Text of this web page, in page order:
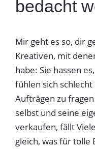
bedacht
Mir geht es so, dir
Kreativen, mit
habe: Sie hassen
fühlen sich
Aufträgen zu
selbst und seine
verkaufen, fällt
gleich, was für tolle